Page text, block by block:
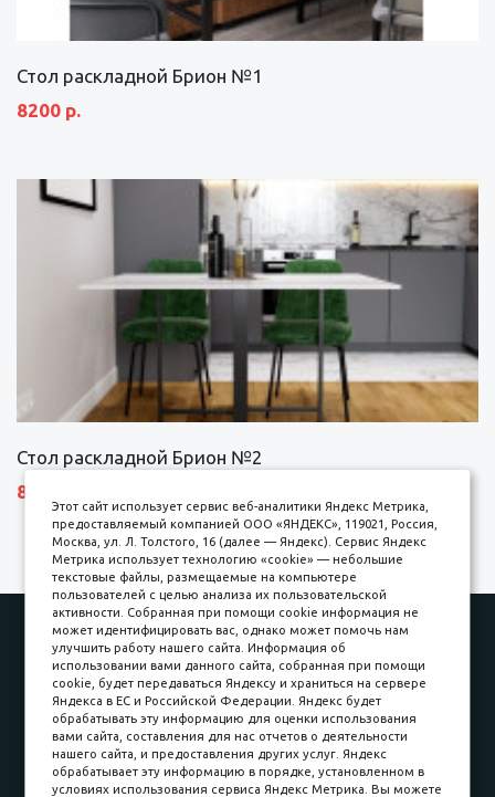
Стол раскладной Брион №1
8200 р.
Стол раскладной Брион №2
8690 р.
Наши работы
Оплата
Доставка и сборка
Гарантии
Карьера в компании
Контакты
Принимаем к оплате
Этот сайт использует сервис веб-аналитики Яндекс Метрика,
предоставляемый компанией ООО «ЯНДЕКС», 119021, Россия,
Москва, ул. Л. Толстого, 16 (далее — Яндекс). Сервис Яндекс
Метрика использует технологию «cookie» — небольшие
текстовые файлы, размещаемые на компьютере
пользователей с целью анализа их пользовательской
активности. Собранная при помощи cookie информация не
может идентифицировать вас, однако может помочь нам
улучшить работу нашего сайта. Информация об
использовании вами данного сайта, собранная при помощи
cookie, будет передаваться Яндексу и храниться на сервере
Яндекса в ЕС и Российской Федерации. Яндекс будет
обрабатывать эту информацию для оценки использования
вами сайта, составления для нас отчетов о деятельности
нашего сайта, и предоставления других услуг. Яндекс
обрабатывает эту информацию в порядке, установленном в
условиях использования сервиса Яндекс Метрика. Вы можете